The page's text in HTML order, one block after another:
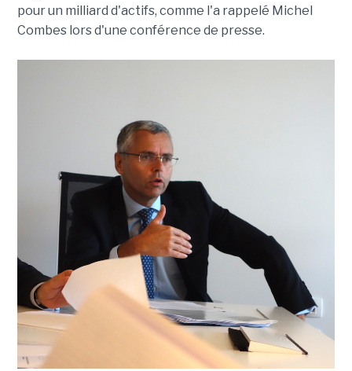
pour un milliard d'actifs, comme l'a rappelé Michel
Combes lors d'une conférence de presse.